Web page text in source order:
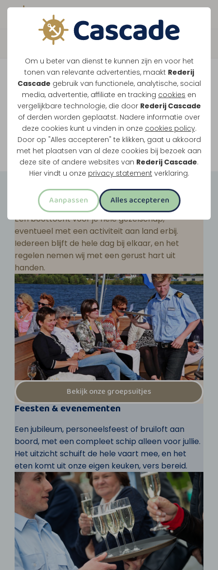
Om u beter van dienst te kunnen zijn en voor het
tonen van relevante advertenties, maakt Rederij
Cascade gebruik van functionele, analytische, social
media, advertentie, affiliate en tracking cookies en
vergelijkbare technologie, die door Rederij Cascade
of derden worden geplaatst. Nadere informatie over
deze cookies kunt u vinden in onze cookies policy.
Door op "Alles accepteren" te klikken, gaat u akkoord
met het plaatsen van al deze cookies bij bezoek aan
deze site of andere websites van Rederij Cascade.
Hier vindt u onze privacy statement verklaring.
Aanpassen Alles accepteren
Boek direct je vaart
Vaar je mee over de
Maasplassen?
Ondanks de lage waterstanden gaan
onze vaarten gewoon door.
Bekijk onze rondvaarten
Groepsuitjes
Een boottocht voor je hele gezelschap,
eventueel met een activiteit aan land erbij.
Iedereen blijft de hele dag bij elkaar, en het
regelen nemen wij met een gerust hart uit
handen.
Bekijk onze groepsuitjes
Feesten & evenementen
Een jubileum, personeelsfeest of bruiloft aan
boord, met een compleet schip alleen voor jullie.
Het uitzicht schuift de hele vaart mee, en het
eten komt uit onze eigen keuken, vers bereid.